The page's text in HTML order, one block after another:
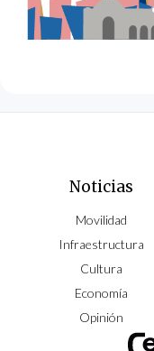
Noticias
Movilidad
Infraestructura
Cultura
Economía
Opinión